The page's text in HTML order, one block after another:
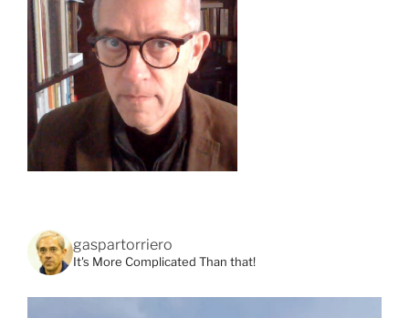
gaspartorriero
It's More Complicated Than that!